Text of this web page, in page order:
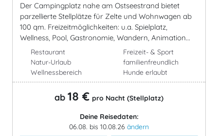
Der Campingplatz nahe am Ostseestrand bietet
parzellierte Stellplätze für Zelte und Wohnwagen ab
100 qm. Freizeitmöglichkeiten: u.a. Spielplatz,
Wellness, Pool, Gastronomie, Wandern, Animation...
Restaurant
Natur-Urlaub
Wellnessbereich
Freizeit- & Sport
familienfreundlich
Hunde erlaubt
ab 18 € pro Nacht (Stellplatz)
Deine Reisedaten:
06.08. bis 10.08.26 ändern